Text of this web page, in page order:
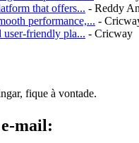
that offers... - Reddy
performance,... -
user-friendly pla... - Cricway
fique à vontade.
mail: